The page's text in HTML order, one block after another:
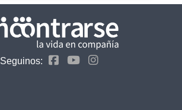
Seguinos: